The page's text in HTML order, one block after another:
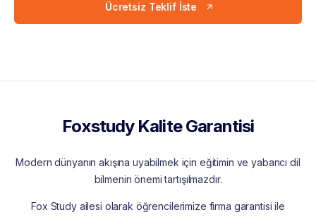
Ücretsiz Teklif İste
Foxstudy Kalite Garantisi
Modern dünyanın akışına uyabilmek için eğitimin ve yabancı dil
bilmenin önemi tartışılmazdır.
Fox Study ailesi olarak öğrencilerimize firma garantisi ile